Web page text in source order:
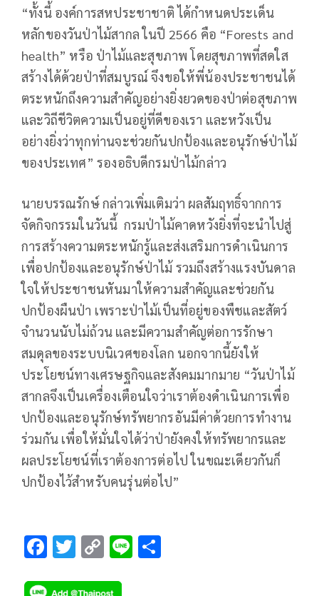
“ทั้งนี้ องค์การสหประชาชาติ ได้กำหนดประเด็น
หลักของวันป่าไม้สากล ในปี 2566 คือ “Forests and
health” หรือ ป่าไม้และสุขภาพ โดยสุขภาพที่สดใส
สร้างได้ด้วยป่าที่สมบูรณ์ จึงขอให้พี่น้องประชาชนได้
ตระหนักถึงความสำคัญอย่างยิ่งยวดของป่าต่อสุขภาพ
และวิถีชีวิตความเป็นอยู่ที่ดีของเรา และหวังเป็น
อย่างยิ่งว่าทุกท่านจะช่วยกันปกป้องและอนุรักษ์ป่าไม้
ของประเทศ” รองอธิบดีกรมป่าไม้กล่าว
นายบรรณรักษ์ กล่าวเพิ่มเติมว่า ผลสัมฤทธิ์จากการ
จัดกิจกรรมในวันนี้ กรมป่าไม้คาดหวังยิ่งที่จะนำไปสู่
การสร้างความตระหนักรู้และส่งเสริมการดำเนินการ
เพื่อปกป้องและอนุรักษ์ป่าไม้ รวมถึงสร้างแรงบันดาล
ใจให้ประชาชนหันมาให้ความสำคัญและช่วยกัน
ปกป้องผืนป่า เพราะป่าไม้เป็นที่อยู่ของพืชและสัตว์
จำนวนนับไม่ถ้วน และมีความสำคัญต่อการรักษา
สมดุลของระบบนิเวศของโลก นอกจากนี้ยังให้
ประโยชน์ทางเศรษฐกิจและสังคมมากมาย “วันป่าไม้
สากลจึงเป็นเครื่องเตือนใจว่าเราต้องดำเนินการเพื่อ
ปกป้องและอนุรักษ์ทรัพยากรอันมีค่าด้วยการทำงาน
ร่วมกัน เพื่อให้มั่นใจได้ว่าป่ายังคงให้ทรัพยากรและ
ผลประโยชน์ที่เราต้องการต่อไป ในขณะเดียวกันก็
ปกป้องไว้สำหรับคนรุ่นต่อไป”
F T C Li